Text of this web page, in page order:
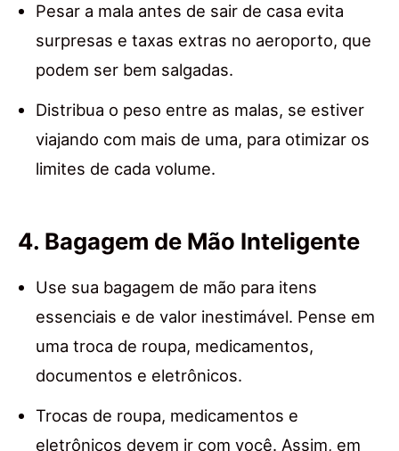
Pesar a mala antes de sair de casa evita
surpresas e taxas extras no aeroporto, que
podem ser bem salgadas.
Distribua o peso entre as malas, se estiver
viajando com mais de uma, para otimizar os
limites de cada volume.
4. Bagagem de Mão Inteligente
Use sua bagagem de mão para itens
essenciais e de valor inestimável. Pense em
uma troca de roupa, medicamentos,
documentos e eletrônicos.
Trocas de roupa, medicamentos e
eletrônicos devem ir com você. Assim, em